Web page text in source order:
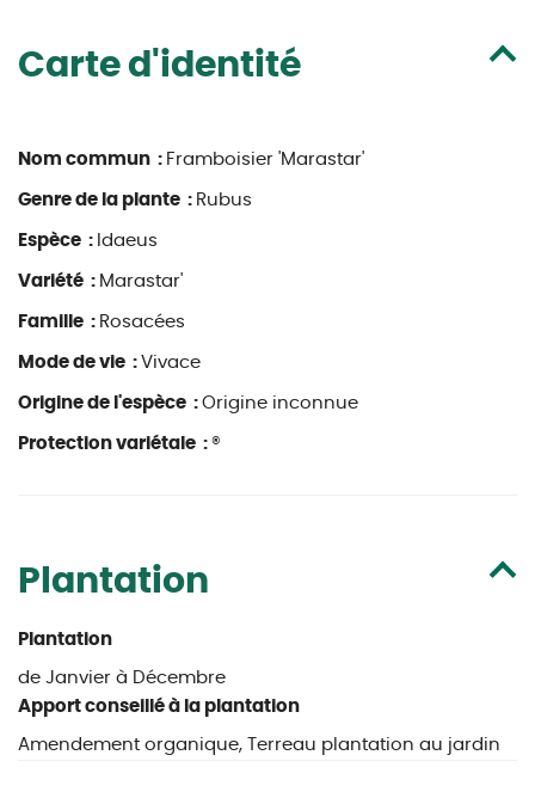
Carte d'identité
Nom commun : Framboisier 'Marastar'
Genre de la plante : Rubus
Espèce : Idaeus
Variété : Marastar'
Famille : Rosacées
Mode de vie : Vivace
Origine de l'espèce : Origine inconnue
Protection variétale : ®
Plantation
Plantation
de Janvier à Décembre
Apport conseillé à la plantation
Amendement organique, Terreau plantation au jardin